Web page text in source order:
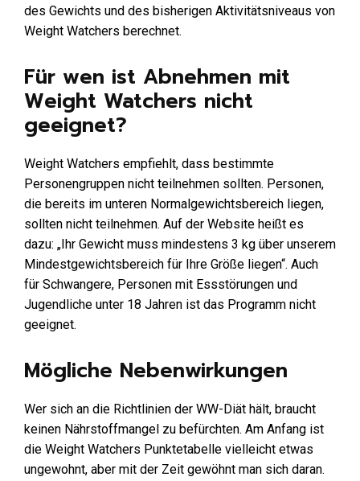
des Gewichts und des bisherigen Aktivitätsniveaus von
Weight Watchers berechnet.
Für wen ist Abnehmen mit
Weight Watchers nicht
geeignet?
Weight Watchers empfiehlt, dass bestimmte
Personengruppen nicht teilnehmen sollten. Personen,
die bereits im unteren Normalgewichtsbereich liegen,
sollten nicht teilnehmen. Auf der Website heißt es
dazu: „Ihr Gewicht muss mindestens 3 kg über unserem
Mindestgewichtsbereich für Ihre Größe liegen“. Auch
für Schwangere, Personen mit Essstörungen und
Jugendliche unter 18 Jahren ist das Programm nicht
geeignet.
Mögliche Nebenwirkungen
Wer sich an die Richtlinien der WW-Diät hält, braucht
keinen Nährstoffmangel zu befürchten. Am Anfang ist
die Weight Watchers Punktetabelle vielleicht etwas
ungewohnt, aber mit der Zeit gewöhnt man sich daran.